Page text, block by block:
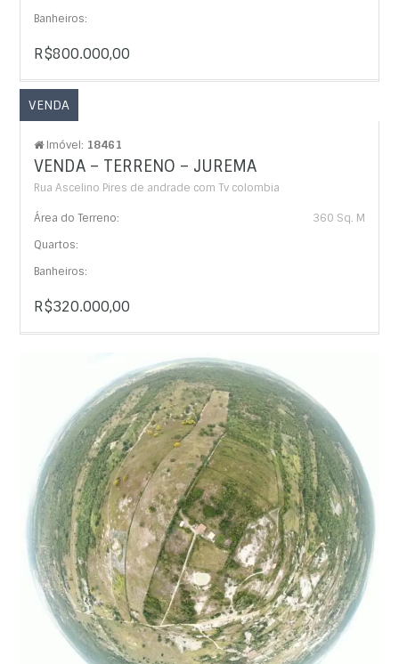
Banheiros:
R$800.000,00
VENDA
Imóvel: 18461
VENDA – TERRENO – JUREMA
Rua Ascelino Pires de andrade com Tv colombia
Área do Terreno:
360 Sq. M
Quartos:
Banheiros:
R$320.000,00